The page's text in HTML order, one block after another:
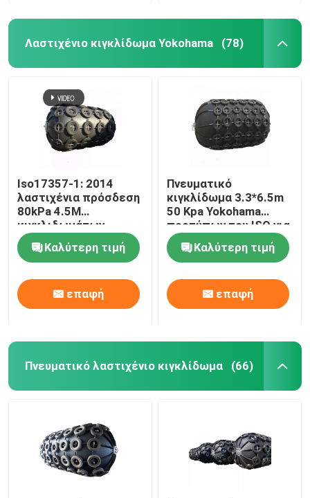
Λαστιχένιο κιγκλίδωμα Yokohama (78)
Iso17357-1: 2014
λαστιχένια πρόσδεση
80kPa 4.5M
κιγκλιδωμάτων
Yokohama
Καλύτερη τιμή
επαφή
Πνευματικό
κιγκλίδωμα 3.3*6.5m
50 Kpa Yokohama
προτύπων του ISO για
την αποβάθρα
Καλύτερη τιμή
επαφή
Πνευματικό λαστιχένιο κιγκλίδωμα (66)